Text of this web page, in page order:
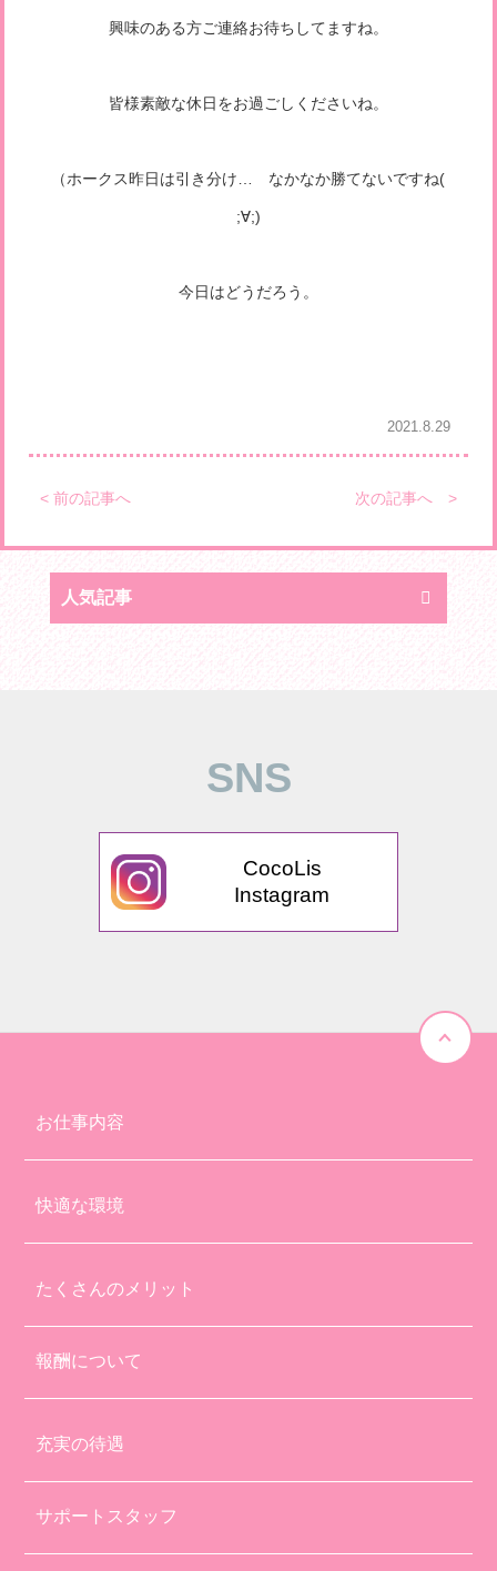
興味のある方ご連絡お待ちしてますね。
皆様素敵な休日をお過ごしくださいね。
（ホークス昨日は引き分け… なかなか勝てないですね(
;∀;)
今日はどうだろう。
2021.8.29
< 前の記事へ 次の記事へ >
人気記事
SNS
CocoLis
Instagram
お仕事内容
快適な環境
たくさんのメリット
報酬について
充実の待遇
サポートスタッフ